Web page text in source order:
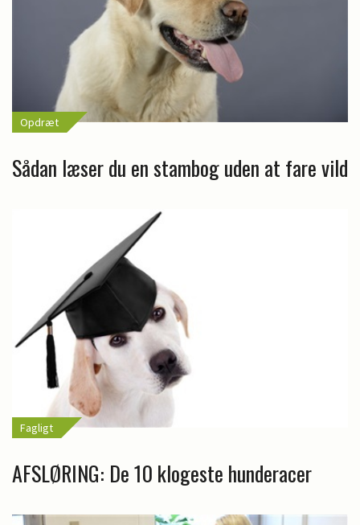
Opdræt
Sådan læser du en stambog uden at fare vild
Fagligt
AFSLØRING: De 10 klogeste hunderacer